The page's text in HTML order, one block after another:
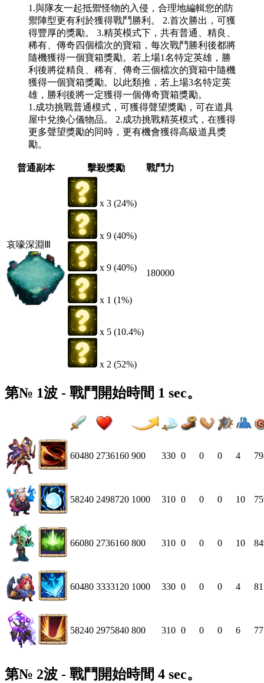
1.與隊友一起抵禦怪物的入侵，合理地編輯您的防
禦陣型更有利於獲得戰鬥勝利。 2.首次勝出，可獲
得豐厚的獎勵。 3.精英模式下，共有普通、精良、
稀有、傳奇四個檔次的寶箱，每次戰鬥勝利後都將
隨機獲得一個寶箱獎勵。若上場1名特定英雄，勝
利後將從精良、稀有、傳奇三個檔次的寶箱中隨機
獲得一個寶箱獎勵。以此類推，若上場3名特定英
雄，勝利後將一定獲得一個傳奇寶箱獎勵。
1.成功挑戰普通模式，可獲得聲望獎勵，可在道具
屋中兌換心儀物品。 2.成功挑戰精英模式，在獲得
更多聲望獎勵的同時，更有機會獲得高級道具獎
勵。
普通副本 擊殺獎勵 戰鬥力
哀嚎深淵Ⅲ
x 3 (24%)
x 9 (40%)
x 9 (40%)
x 1 (1%)
x 5 (10.4%)
x 2 (52%)
180000
第№ 1波 - 戰鬥開始時間 1 sec。
60480 2736160 900 330 0 0 0 4
58240 2498720 1000 310 0 0 0 10
66080 2736160 800 310 0 0 0 10
60480 3333120 1000 330 0 0 0 4
58240 2975840 800 310 0 0 0 6
第№ 2波 - 戰鬥開始時間 4 sec。